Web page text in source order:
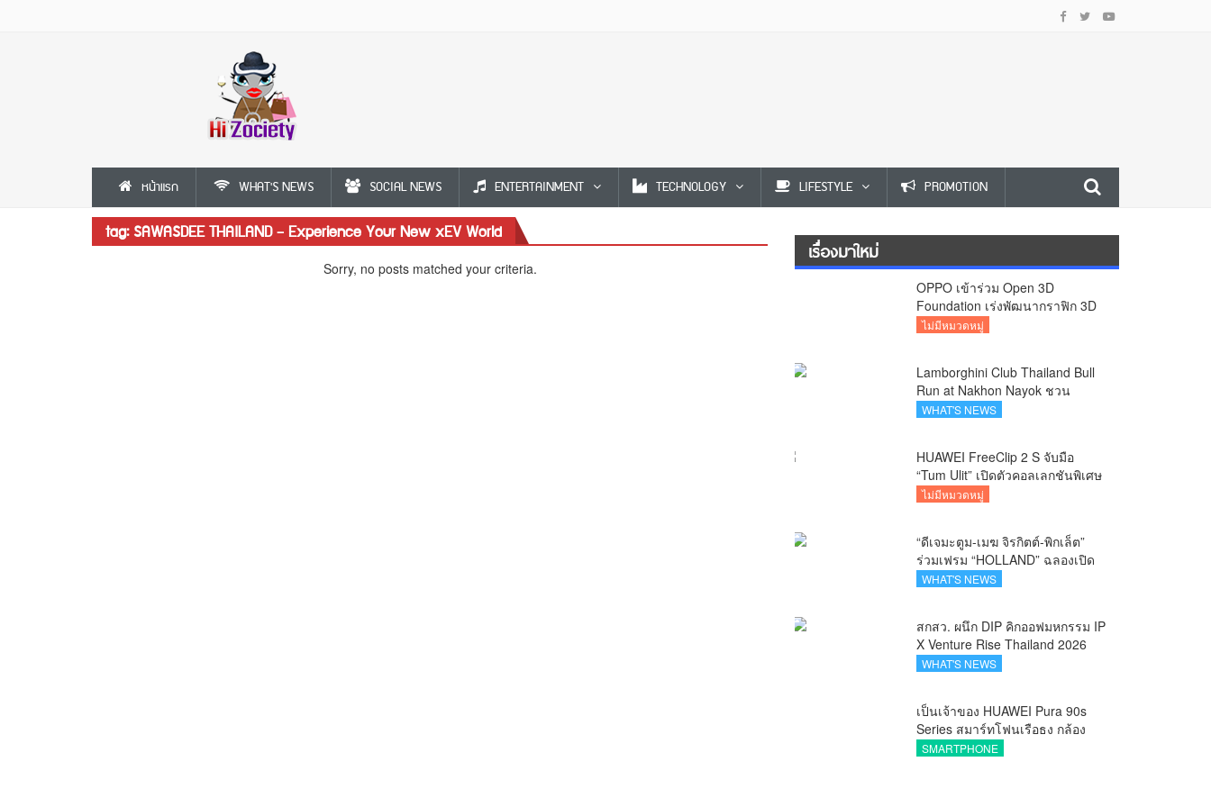
หน้าแรก WHAT'S NEWS SOCIAL NEWS ENTERTAINMENT TECHNOLOGY LIFESTYLE PROMOTION
tag: SAWASDEE THAILAND – Experience Your New xEV World
Sorry, no posts matched your criteria.
เรื่องมาใหม่
OPPO เข้าร่วม Open 3D
Foundation เร่งพัฒนากราฟิก 3D
บนอุปกรณ์มือถือ
ไม่มีหมวดหมู่
Lamborghini Club Thailand Bull
Run at Nakhon Nayok ชวน
คาราวานกระทิงดุ สัมผัสธรรมชาติ
WHAT'S NEWS
HUAWEI FreeClip 2 S จับมือ
“Tum Ulit” เปิดตัวคอลเลกชันพิเศษ
Space Explorer ถ่ายทอดศิลปะบน
ไม่มีหมวดหมู่
“ดีเจมะตูม-เมฆ จิรกิตต์-พิกเล็ต”
ร่วมเฟรม “HOLLAND” ฉลองเปิด
ตัว SELBAN แบรนด์แฟชั่น
WHAT'S NEWS
สกสว. ผนึก DIP คิกออฟมหกรรม IP
X Venture Rise Thailand 2026
สร้างระบบนิเวศเชื่อมทรัพย์สินทาง
WHAT'S NEWS
เป็นเจ้าของ HUAWEI Pura 90s
Series สมาร์ทโฟนเรือธง กล้อง
ถ่ายสวยสมจริงทุกระยะ พร้อมของ
SMARTPHONE